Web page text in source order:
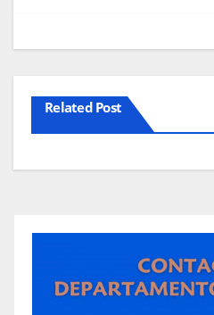
Related Post